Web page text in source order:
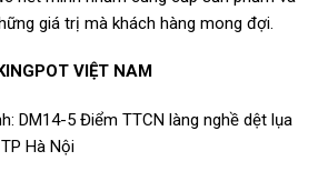
giá trị mà khách hàng mong đợi.
VIỆT NAM
DM14-5 Điểm TTCN làng nghề dệt lụa
Hà Nội